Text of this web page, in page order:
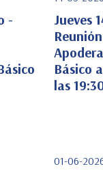
-
Jueves
Básico
las
01-06-